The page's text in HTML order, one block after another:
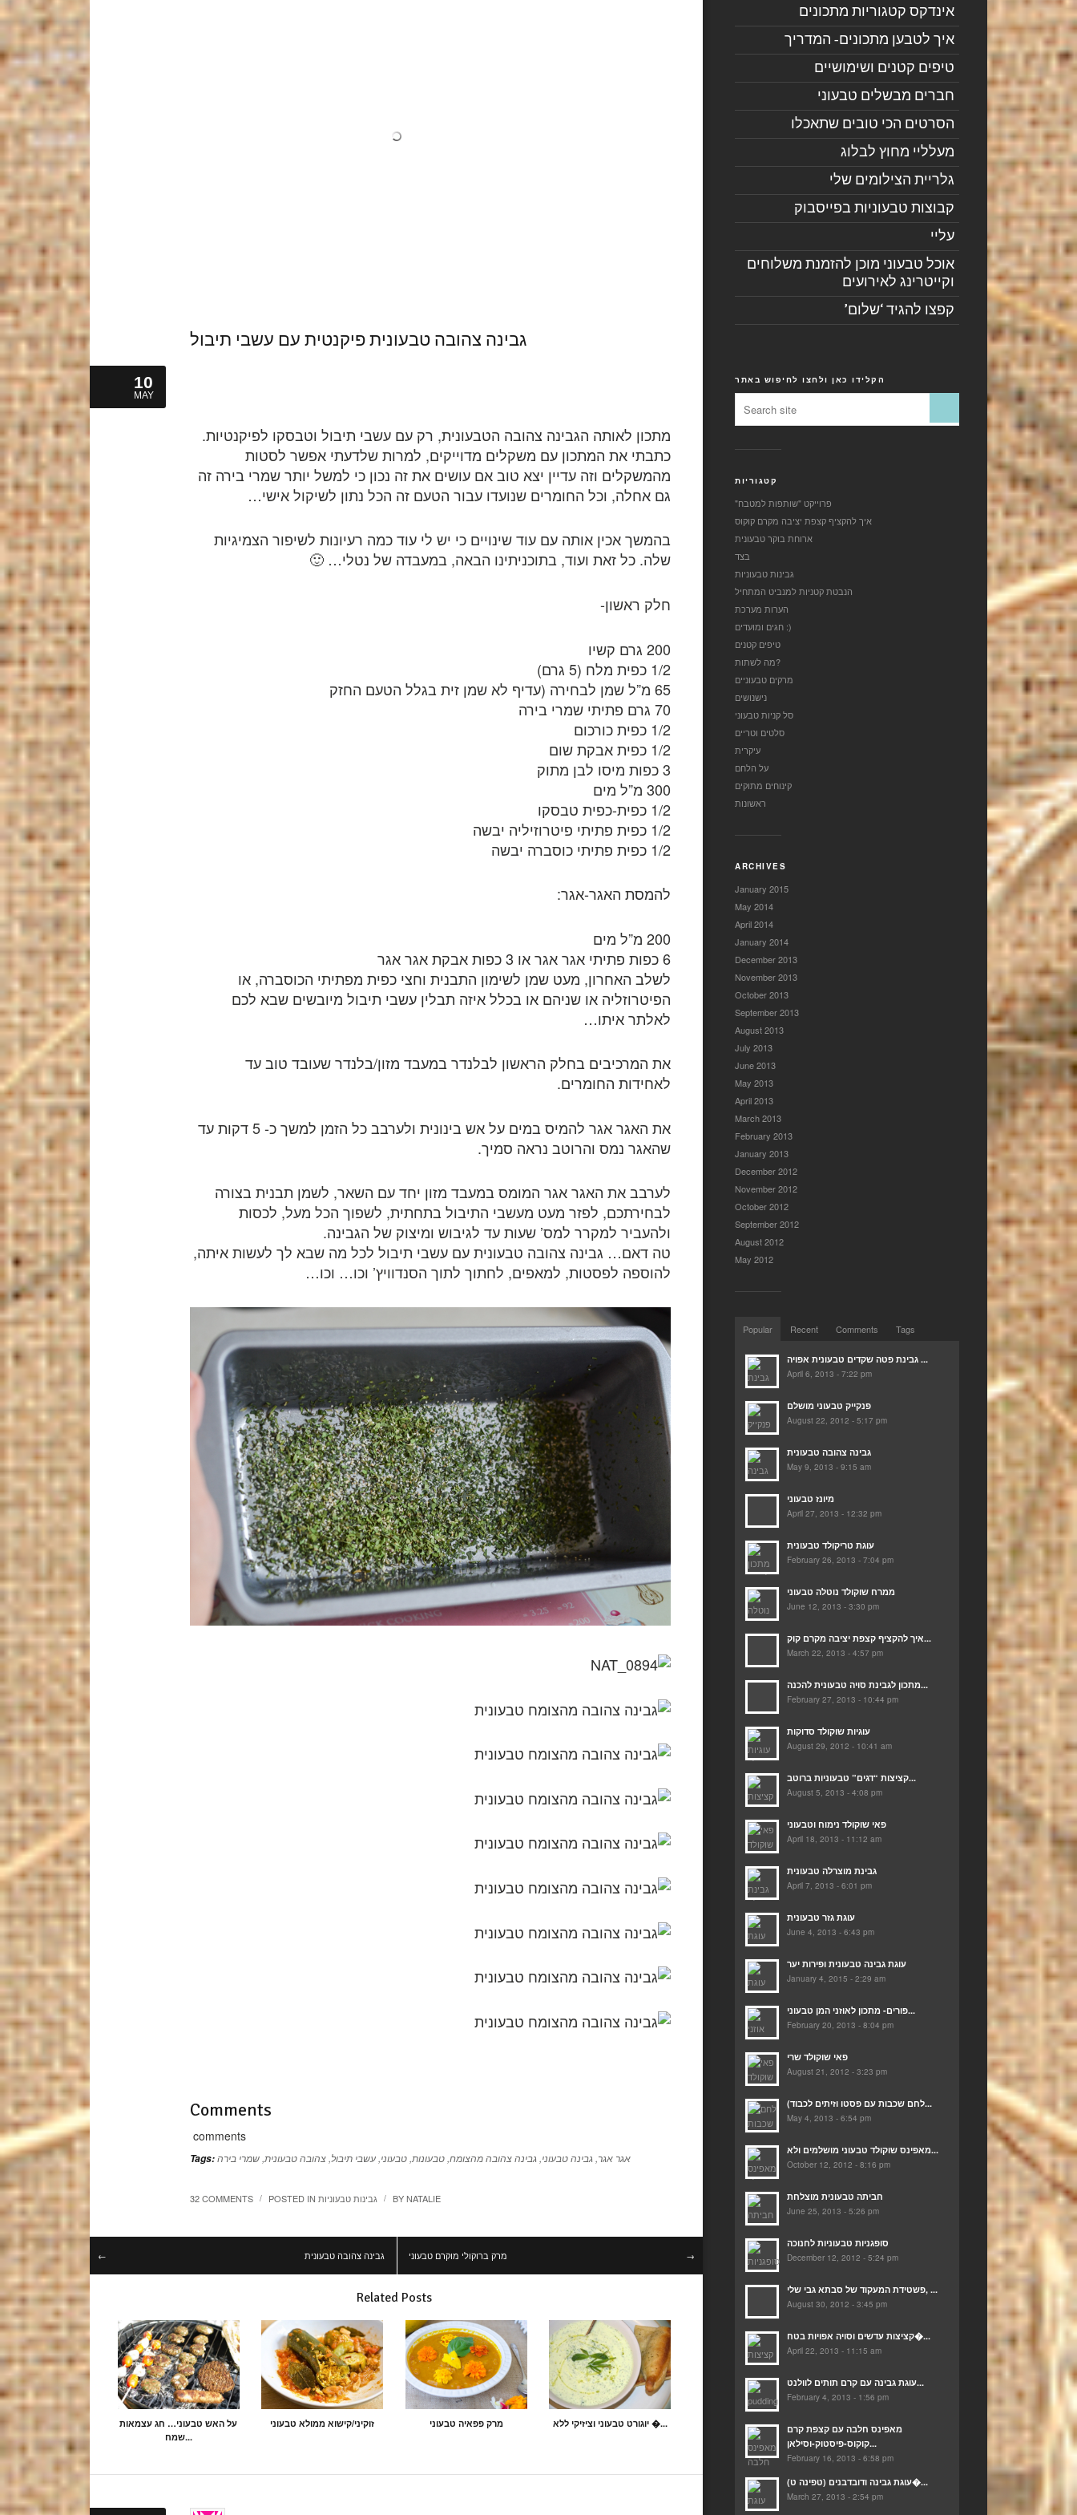
גבינה צהובה טבעונית פיקנטית עם עשבי תיבול
10
MAY
מתכון לאותה הגבינה צהובה הטבעונית, רק עם עשבי תיבול וטבסקו לפיקנטיות.
כתבתי את המתכון עם משקלים מדוייקים, למרות שלדעתי אפשר לסטות
מהמשקלים וזה עדיין יצא טוב אם עושים את זה נכון כי למשל יותר שמרי בירה זה
גם אחלה, וכל החומרים שנועדו עבור הטעם זה הכל נתון לשיקול אישי…
בהמשך אכין אותה עם עוד שינויים כי יש לי עוד כמה רעיונות לשיפור הצמיגיות
שלה. כל זאת ועוד, בתוכניתינו הבאה, במעבדה של נטלי… 🙂
חלק ראשון-
200 גרם קשיו
1/2 כפית מלח (5 גרם)
65 מ”ל שמן לבחירה (עדיף לא שמן זית בגלל הטעם החזק
70 גרם פתיתי שמרי בירה
1/2 כפית כורכום
1/2 כפית אבקת שום
3 כפות מיסו לבן מתוק
300 מ”ל מים
1/2 כפית-כפית טבסקו
1/2 כפית פתיתי פיטרוזיליה יבשה
1/2 כפית פתיתי כוסברה יבשה
להמסת האגר-אגר:
200 מ”ל מים
6 כפות פתיתי אגר אגר או 3 כפות אבקת אגר אגר
לשלב האחרון, מעט שמן לשימון התבנית וחצי כפית מפתיתי הכוסברה, או
הפיטרוזליה או שניהם או בכלל איזה תבלין עשבי תיבול מיובשים שבא לכם
לאלתר איתו…
את המרכיבים בחלק הראשון לבלנדר במעבד מזון/בלנדר שעובד טוב עד
לאחידות החומרים.
את האגר אגר להמיס במים על אש בינונית ולערבב כל הזמן למשך כ- 5 דקות עד
שהאגר נמס והרוטב נראה סמיך.
לערבב את האגר אגר המומס במעבד מזון יחד עם השאר, לשמן תבנית בצורה
לבחירתכם, לפזר מעט מעשבי התיבול בתחתית, לשפוך הכל מעל, לכסות
ולהעביר למקרר למס’ שעות עד לגיבוש ומיצוק של הגבינה.
טה דאם… גבינה צהובה טבעונית עם עשבי תיבול לכל מה שבא לך לעשות איתה,
להוספה לפסטות, למאפים, לחתוך לתוך הסנדוויץ’ וכו… וכו…
Comments
comments
Tags: אגר אגר, גבינה טבעוני, גבינה צהובה מהצומח, טבעונות, טבעוני, עשבי תיבול, צהובה טבעונית, שמרי בירה
32 COMMENTS / POSTED IN גבינות טבעוניות / BYNATALIE
← גבינה צהובה טבעונית מרק ברוקולי מוקרם טבעוני →
Related Posts
על האש טבעוני… חג עצמאות
שמח...
זוקיני/קישוא ממולא טבעוני מרק פפאיה טבעוני יוגורט טבעוני וציזיקי ללא �...
אינדקס קטגוריות מתכונים
איך לטבען מתכונים- המדריך
טיפים קטנים ושימושיים
חברים מבשלים טבעוני
הסרטים הכי טובים שתאכלו
מעלליי מחוץ לבלוג
גלריית הצילומים שלי
קבוצות טבעוניות בפייסבוק
עליי
אוכל טבעוני מוכן להזמנת משלוחים
וקייטרינג לאירועים
קפצו להגיד ‘שלום’
הקלידו כאן ולחצו לחיפוש באתר
קטגוריות
"פרוייקט "שותפות למטבח
איך להקציף קצפת יציבה מקרם קוקוס
ארוחת בוקר טבעונית
בצד
גבינות טבעוניות
הנבטת קטניות למנביט המתחיל
הערות מערכת
חגים ומועדים :)
טיפים קטנים
מה לשתות?
מרקים טבעוניים
נישנושים
סל קניות טבעוני
סלטים וטריים
עיקרית
על הלחם
קינוחים מתוקים
ראשונות
ARCHIVES
January 2015
May 2014
April 2014
January 2014
December 2013
November 2013
October 2013
September 2013
August 2013
July 2013
June 2013
May 2013
April 2013
March 2013
February 2013
January 2013
December 2012
November 2012
October 2012
September 2012
August 2012
May 2012
Popular Recent Comments Tags
גבינת פטה שקדים טבעונית אפויה ...
April 6, 2013 - 7:22 pm
פנקייק טבעוני מושלם
August 22, 2012 - 5:17 pm
גבינה צהובה טבעונית
May 9, 2013 - 9:15 am
מיונז טבעוני
April 27, 2013 - 12:32 pm
עוגת טריקולד טבעונית
February 26, 2013 - 7:04 pm
ממרח שוקולד נוטלה טבעוני
June 12, 2013 - 3:30 pm
איך להקציף קצפת יציבה מקרם קוק...
March 22, 2013 - 4:57 pm
מתכון לגבינת סויה טבעונית להכנה...
February 27, 2013 - 10:44 pm
עוגיות שוקולד סדוקות
August 29, 2012 - 10:41 am
קציצות “דגים” טבעוניות ברוטב...
August 5, 2013 - 4:08 pm
פאי שוקולד נימוח וטבעוני
April 18, 2013 - 11:12 am
גבינת מוצרלה טבעונית
April 7, 2013 - 6:01 pm
עוגת גזר טבעונית
June 4, 2013 - 6:43 pm
עוגת גבינה טבעונית ופירות יער
January 4, 2015 - 2:29 am
פורים- מתכון לאוזני המן טבעוני...
February 20, 2013 - 8:04 pm
פאי שוקולד שרי
August 21, 2012 - 3:23 pm
(לחם שכבות עם פסטו וזיתים לכבוד...
May 4, 2013 - 6:54 pm
מאפינס שוקולד טבעוני מושלמים ולא...
October 12, 2012 - 8:16 pm
חביתה טבעונית מוצלחת
June 25, 2013 - 5:26 pm
סופגניות טבעוניות לחנוכה
December 12, 2012 - 5:24 pm
פשטידת המעקוד של סבתא גבי שלי, ...
August 30, 2012 - 3:45 pm
קציצות עדשים וסויה אפויות בטח�...
April 22, 2013 - 11:15 am
עוגת גבינה עם קרם תותים לוולנט...
February 4, 2013 - 1:56 pm
מאפינס חלבה עם קצפת קרם
קוקוס-פיסטוק-וסילאן...
February 16, 2013 - 6:58 pm
(עוגת גבינה ודובדבנים (טפינה ט�...
March 27, 2013 - 2:54 pm